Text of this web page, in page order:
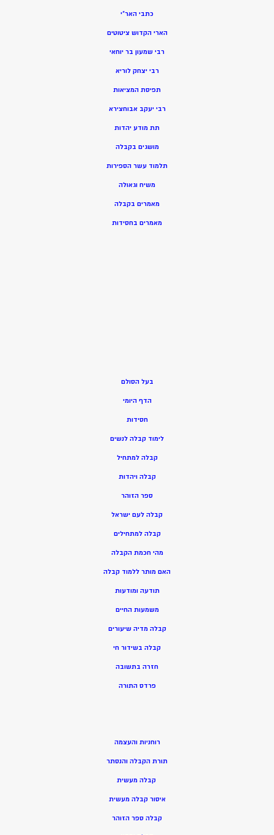
כתבי האר”י
הארי הקדוש ציטוטים
רבי שמעון בר יוחאי
רבי יצחק לוריא
תפיסת המציאות
רבי יעקב אבוחצירא
תת מודע יהדות
מושגים בקבלה
תלמוד עשר הספירות
משיח וגאולה
מאמרים בקבלה
מאמרים בחסידות
בעל הסולם
הדף היומי
חסידות
לימוד קבלה לנשים
קבלה למתחיל
קבלה ויהדות
ספר הזוהר
קבלה לעם ישראל
קבלה למתחילים
מהי חכמת הקבלה
האם מותר ללמוד קבלה
תודעה ומודעות
משמעות החיים
קבלה מדיה שיעורים
קבלה בשידור חי
חזרה בתשובה
פרדס התורה
רוחניות והעצמה
תורת הקבלה והנסתר
קבלה מעשית
איסור קבלה מעשית
קבלה ספר הזוהר